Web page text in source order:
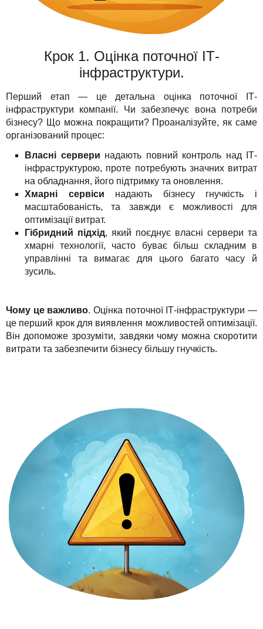
Крок 1. Оцінка поточної ІТ-
інфраструктури.
Перший етап — це детальна оцінка поточної ІТ-
інфраструктури компанії. Чи забезпечує вона потреби
бізнесу? Що можна покращити? Проаналізуйте, як саме
організований процес:
Власні сервери надають повний контроль над ІТ-
інфраструктурою, проте потребують значних витрат
на обладнання, його підтримку та оновлення.
Хмарні сервіси надають бізнесу гнучкість і
масштабованість, та завжди є можливості для
оптимізації витрат.
Гібридний підхід, який поєднує власні сервери та
хмарні технології, часто буває більш складним в
управлінні та вимагає для цього багато часу й
зусиль.
Чому це важливо. Оцінка поточної ІТ-інфраструктури —
це перший крок для виявлення можливостей оптимізації.
Він допоможе зрозуміти, завдяки чому можна скоротити
витрати та забезпечити бізнесу більшу гнучкість.